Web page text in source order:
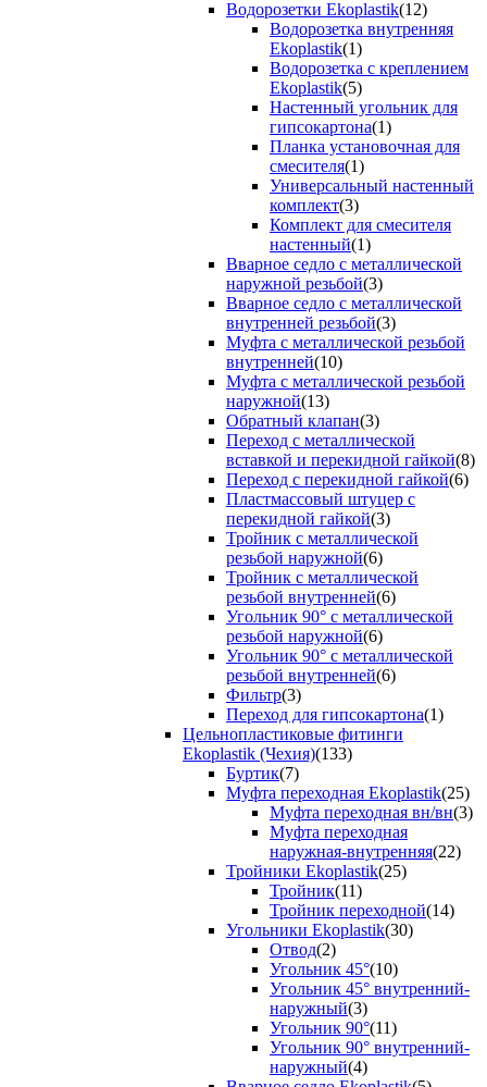
Водорозетки Ekoplastik(12)
Водорозетка внутренняя
Ekoplastik(1)
Водорозетка с креплением
Ekoplastik(5)
Настенный угольник для
гипсокартона(1)
Планка установочная для
смесителя(1)
Универсальный настенный
комплект(3)
Комплект для смесителя
настенный(1)
Вварное седло с металлической
наружной резьбой(3)
Вварное седло с металлической
внутренней резьбой(3)
Муфта с металлической резьбой
внутренней(10)
Муфта с металлической резьбой
наружной(13)
Обратный клапан(3)
Переход с металлической
вставкой и перекидной гайкой(8)
Переход с перекидной гайкой(6)
Пластмассовый штуцер с
перекидной гайкой(3)
Тройник с металлической
резьбой наружной(6)
Тройник с металлической
резьбой внутренней(6)
Угольник 90° с металлической
резьбой наружной(6)
Угольник 90° с металлической
резьбой внутренней(6)
Фильтр(3)
Переход для гипсокартона(1)
Цельнопластиковые фитинги
Ekoplastik (Чехия)(133)
Буртик(7)
Муфта переходная Ekoplastik(25)
Муфта переходная вн/вн(3)
Муфта переходная
наружная-внутренняя(22)
Тройники Ekoplastik(25)
Тройник(11)
Тройник переходной(14)
Угольники Ekoplastik(30)
Отвод(2)
Угольник 45°(10)
Угольник 45° внутренний-
наружный(3)
Угольник 90°(11)
Угольник 90° внутренний-
наружный(4)